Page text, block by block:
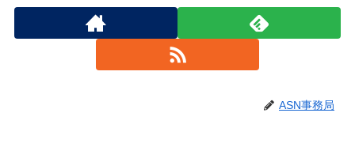
ASN事務局